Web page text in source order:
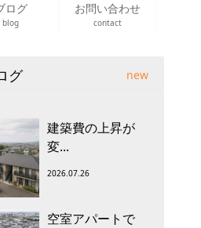
ログ
blog
お問い合わせ
contact
グ new
建築費の上昇が
変...
2026.07.26
空室アパートで